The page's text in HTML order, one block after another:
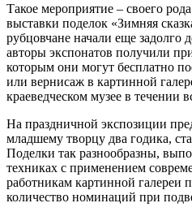
Такое мероприятие – своего
выставки поделок «Зимняя
рубцовчане начали еще задолго
авторы экспонатов получили
которым они могут бесплатно
или вернисаж в картинной
краеведческом музее в течении
На праздничной экспозиции
младшему творцу два годика,
Поделки так разнообразны,
техниках с применением
работникам картинной галереи
количество номинаций при